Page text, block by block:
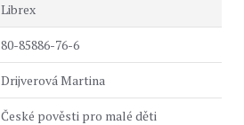
Librex
80-85886-76-6
Drijverová Martina
České pověsti pro malé děti